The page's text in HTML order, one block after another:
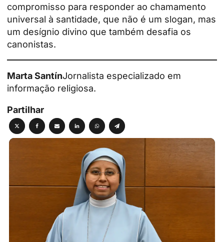
compromisso para responder ao chamamento
universal à santidade, que não é um slogan, mas
um desígnio divino que também desafia os
canonistas.
Marta SantínJornalista especializado em
informação religiosa.
Partilhar